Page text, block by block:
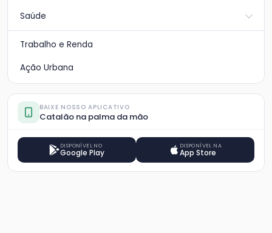
Saúde
Trabalho e Renda
Ação Urbana
BAIXE NOSSO APLICATIVO
Catalão na palma da mão
DISPONÍVEL NO
Google Play
DISPONÍVEL NA
App Store